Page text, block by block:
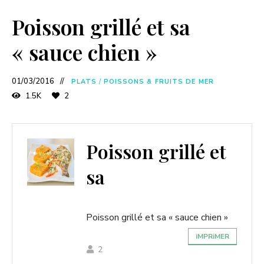
Poisson grillé et sa
« sauce chien »
01/03/2016 PLATS / POISSONS & FRUITS DE MER
1.5K 2
Poisson grillé et
sa
Poisson grillé et sa « sauce chien »
iMPRiMER
2